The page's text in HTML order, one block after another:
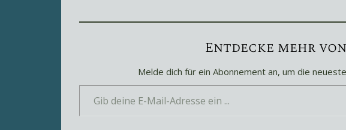
Entdecke mehr
Melde dich für ein Abonnement an, um die
Gib deine E-Mail-Adresse ein ...